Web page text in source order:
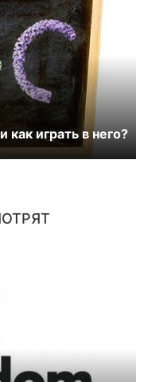
как играть в него?